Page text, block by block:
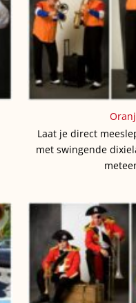
Laat je direct
met swingende